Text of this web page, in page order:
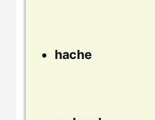
hache